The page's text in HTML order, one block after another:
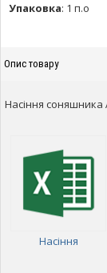
Упаковка: 1 п.о
Опис товару
Насіння соняшника
Насіння